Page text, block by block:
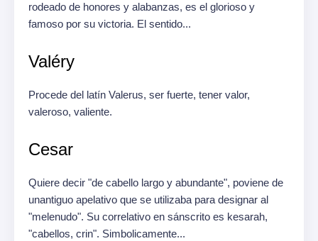
rodeado de honores y alabanzas, es el glorioso y
famoso por su victoria. El sentido...
Valéry
Procede del latín Valerus, ser fuerte, tener valor,
valeroso, valiente.
Cesar
Quiere decir "de cabello largo y abundante", poviene de
unantiguo apelativo que se utilizaba para designar al
"melenudo". Su correlativo en sánscrito es kesarah,
"cabellos, crin". Simbolicamente...